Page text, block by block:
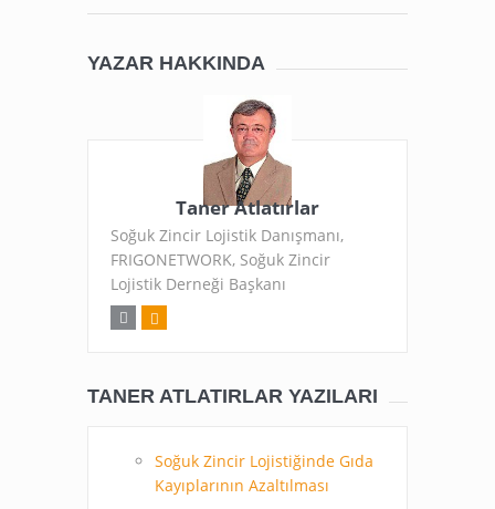
YAZAR HAKKINDA
Taner Atlatırlar
Soğuk Zincir Lojistik Danışmanı,
FRIGONETWORK, Soğuk Zincir
Lojistik Derneği Başkanı
TANER ATLATIRLAR YAZILARI
Soğuk Zincir Lojistiğinde Gıda
Kayıplarının Azaltılması